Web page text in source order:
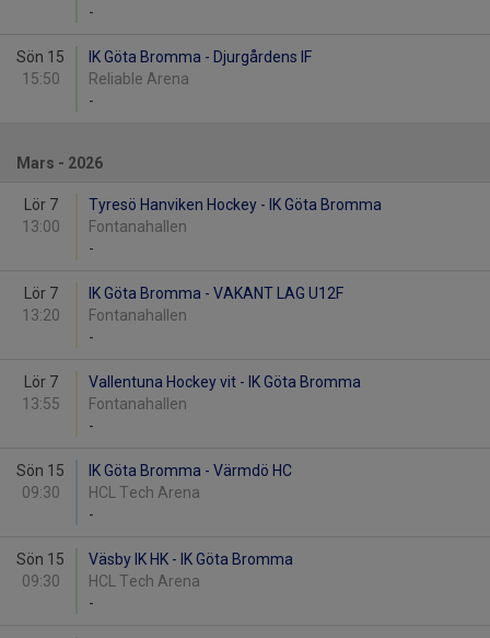
-
Sön 15
15:50
IK Göta Bromma - Djurgårdens IF
Reliable Arena
-
Mars - 2026
Lör 7
13:00
Tyresö Hanviken Hockey - IK Göta Bromma
Fontanahallen
-
Lör 7
13:20
IK Göta Bromma - VAKANT LAG U12F
Fontanahallen
-
Lör 7
13:55
Vallentuna Hockey vit - IK Göta Bromma
Fontanahallen
-
Sön 15
09:30
IK Göta Bromma - Värmdö HC
HCL Tech Arena
-
Sön 15
09:30
Väsby IK HK - IK Göta Bromma
HCL Tech Arena
-